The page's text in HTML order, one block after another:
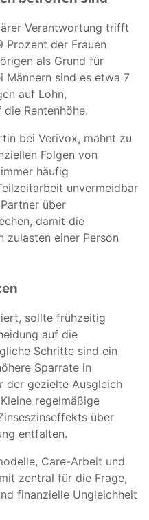
Verantwortung trifft
Prozent der Frauen
als Grund für
sind es etwa 7
auf Lohn,
Rentenhöhe.
bei Verivox, mahnt zu
Folgen von
häufig
unvermeidbar
über
damit die
zulasten einer Person
sollte frühzeitig
auf die
Schritte sind ein
Sparrate in
der gezielte Ausgleich
regelmäßige
über
entfalten.
Care-Arbeit und
zentral für die Frage,
finanzielle Ungleichheit